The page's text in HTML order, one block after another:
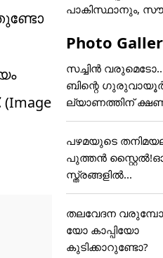
പാകിസ്ഥാനും,
Photo
സച്ചിന്‍
ബിന്റെ
ല്യാണത്തിന്
പഴമയുടെ
പുത്തൻ
സ്ത്രങ്ങളിൽ...
തലവേദന
യോ കാപ്പിയോ
കുടിക്കാറുണ്ടോ?